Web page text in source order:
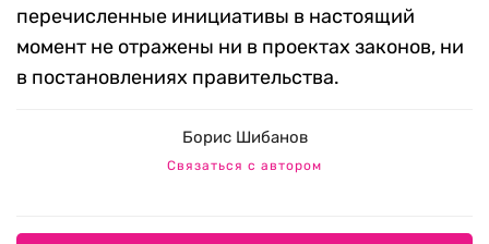
перечисленные инициативы в настоящий
момент не отражены ни в проектах законов, ни
в постановлениях правительства.
Борис Шибанов
Связаться с автором